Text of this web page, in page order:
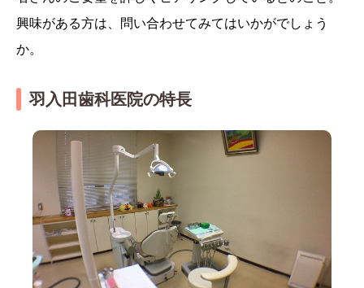
興味がある方は、問い合わせてみてはいかがでしょう
か。
羽入田歯科医院の特長